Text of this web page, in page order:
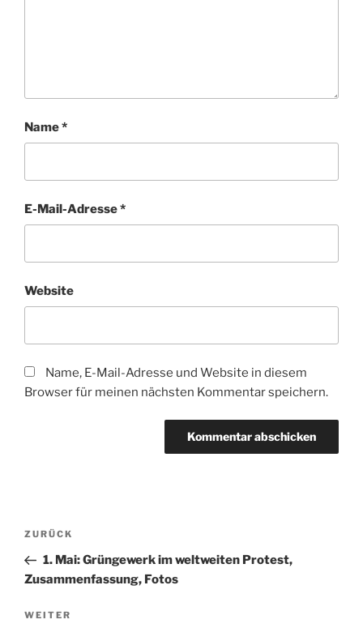
Name*
E-Mail-Adresse*
Website
Name, E-Mail-Adresse und Website in diesem
Browser für meinen nächsten Kommentar speichern.
Beitragsnavigation
Vorheriger
Beitrag
ZURÜCK
1. Mai: Grüngewerk im weltweiten Protest,
Zusammenfassung, Fotos
Nächster
WEITER